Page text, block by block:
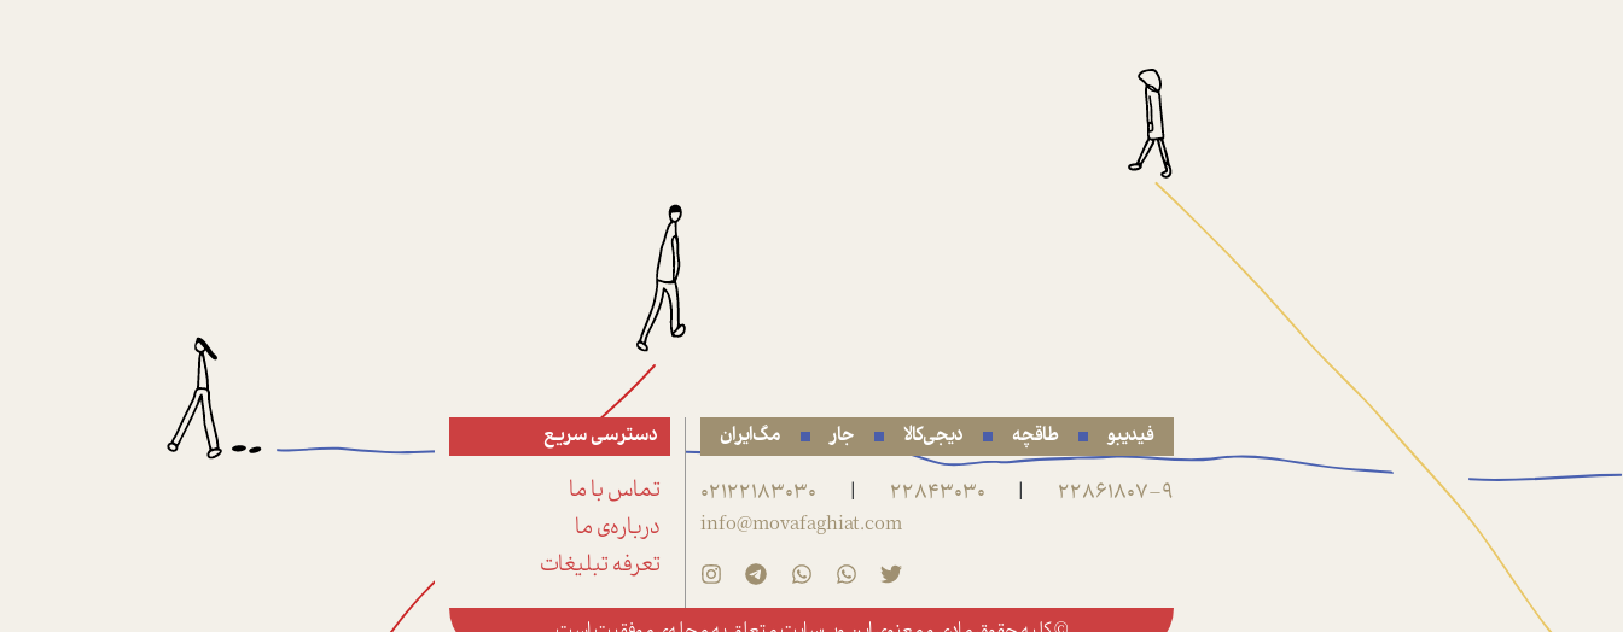
فیدیبو طاقچه دیجی‌کالا جار مگ‌ایران
22861807-9
|
22843030
|
02122183030
info@movafaghiat.com
دسترسی سریع
تماس با ما
درباره‌ی ما
تعرفه تبلیغات